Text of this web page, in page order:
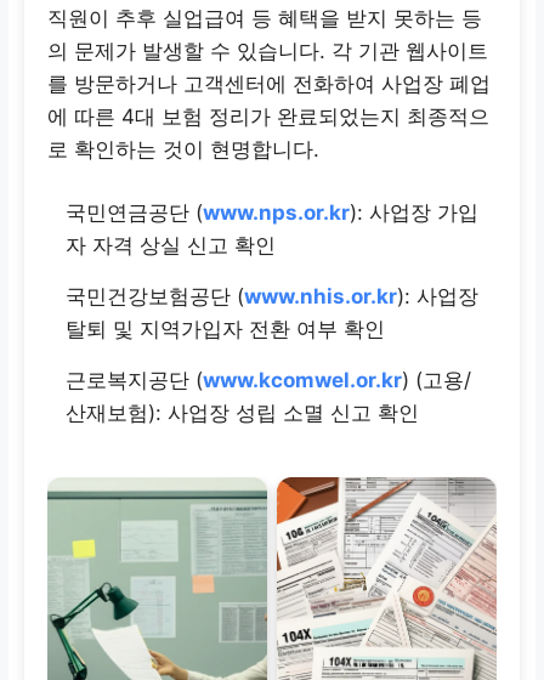
직원이 추후 실업급여 등 혜택을 받지 못하는 등
의 문제가 발생할 수 있습니다. 각 기관 웹사이트
를 방문하거나 고객센터에 전화하여 사업장 폐업
에 따른 4대 보험 정리가 완료되었는지 최종적으
로 확인하는 것이 현명합니다.
국민연금공단 (www.nps.or.kr): 사업장 가입
자 자격 상실 신고 확인
국민건강보험공단 (www.nhis.or.kr): 사업장
탈퇴 및 지역가입자 전환 여부 확인
근로복지공단 (www.kcomwel.or.kr) (고용/
산재보험): 사업장 성립 소멸 신고 확인